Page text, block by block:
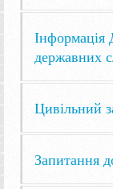
державних
Цивільний
Запитання